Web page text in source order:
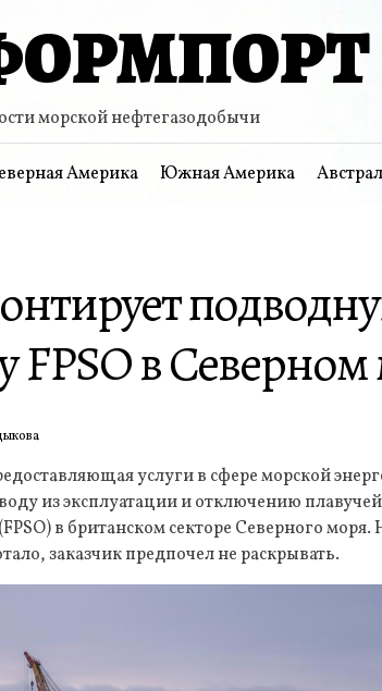
морской нефтегазодобычи
Америка Южная Америка
FPSO в
услуги в сфере морской
из эксплуатации и отключению
в британском секторе Северного моря.
заказчик предпочел не раскрывать.